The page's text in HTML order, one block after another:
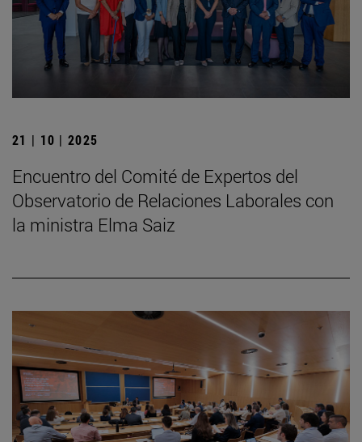
21 | 10 | 2025
Encuentro del Comité de Expertos del
Observatorio de Relaciones Laborales con
la ministra Elma Saiz